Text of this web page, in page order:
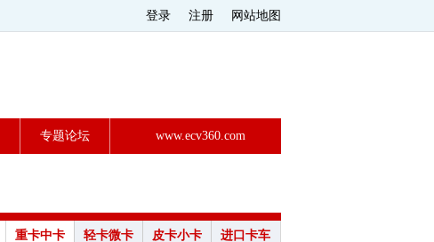
登录 注册 网站地图
专题论坛 www.ecv360.com
重卡中卡 轻卡微卡 皮卡小卡 进口卡车